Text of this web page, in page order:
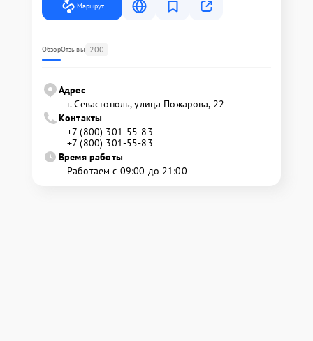
Маршрут
ОбзорОтзывы 200
Адрес
г. Севастополь, улица Пожарова, 22
Контакты
+7 (800) 301-55-83
+7 (800) 301-55-83
Время работы
Работаем с 09:00 до 21:00